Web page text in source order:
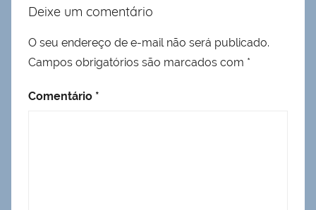
Deixe um comentário
O seu endereço de e-mail não será publicado.
Campos obrigatórios são marcados com *
Comentário *